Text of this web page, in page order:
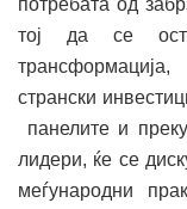
тој да се
странски
панелите и
лидери, ќе се
меѓународни